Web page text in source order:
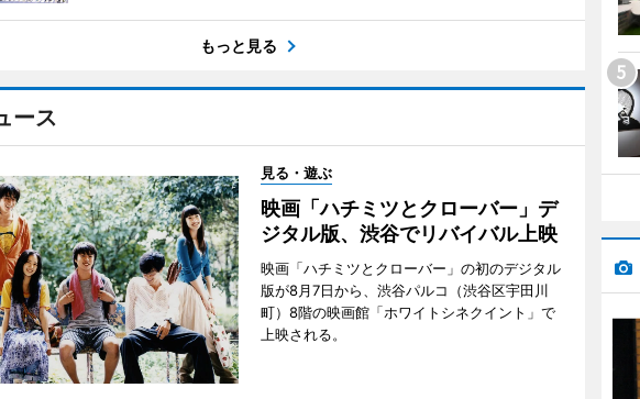
もっと見る
ース
見る・遊ぶ
映画「ハチミツとクローバー」デ
ジタル版、渋谷でリバイバル上映
映画「ハチミツとクローバー」の初のデジタル
版が8月7日から、渋谷パルコ（渋谷区宇田川
町）8階の映画館「ホワイトシネクイント」で
上映される。